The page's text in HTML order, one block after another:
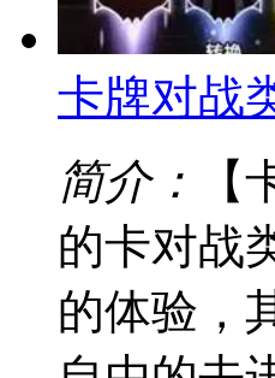
卡牌对战
简介：
的卡对战
的体验，